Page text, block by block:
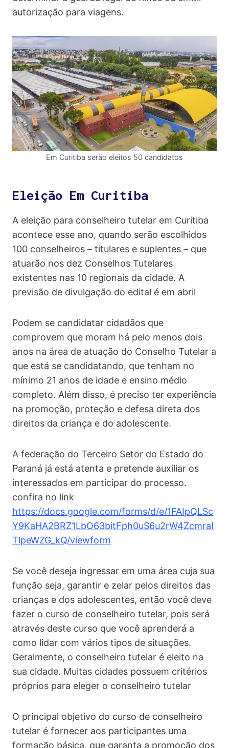
autorização para viagens.
Em Curitiba serão eleitos 50 candidatos
Eleição Em Curitiba
A eleição para conselheiro tutelar em Curitiba
acontece esse ano, quando serão escolhidos
100 conselheiros – titulares e suplentes – que
atuarão nos dez Conselhos Tutelares
existentes nas 10 regionais da cidade. A
previsão de divulgação do edital é em abril
Podem se candidatar cidadãos que
comprovem que moram há pelo menos dois
anos na área de atuação do Conselho Tutelar a
que está se candidatando, que tenham no
mínimo 21 anos de idade e ensino médio
completo. Além disso, é preciso ter experiência
na promoção, proteção e defesa direta dos
direitos da criança e do adolescente.
A federação do Terceiro Setor do Estado do
Paraná já está atenta e pretende auxiliar os
interessados em participar do processo.
confira no link
https://docs.google.com/forms/d/e/1FAIpQLSc
Y9KaHA2BRZ1LbO63bitFph0uS6u2rW4ZcmraI
TlpeWZG_kQ/viewform
Se você deseja ingressar em uma área cuja sua
função seja, garantir e zelar pelos direitos das
crianças e dos adolescentes, então você deve
fazer o curso de conselheiro tutelar, pois será
através deste curso que você aprenderá a
como lidar com vários tipos de situações.
Geralmente, o conselheiro tutelar é eleito na
sua cidade. Muitas cidades possuem critérios
próprios para eleger o conselheiro tutelar
O principal objetivo do curso de conselheiro
tutelar é fornecer aos participantes uma
formação básica, que garanta a promoção dos